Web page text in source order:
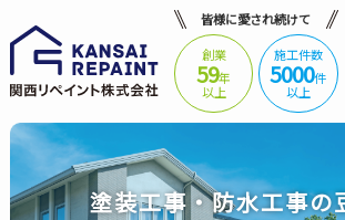
皆様に愛され続けて
創業
59年
以上
施工件数
5000件
以上
塗装工事・防水工事の